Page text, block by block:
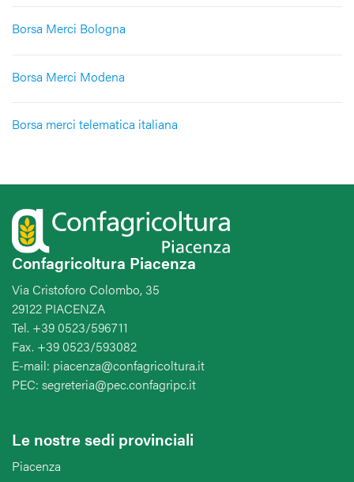
Borsa Merci Bologna
Borsa Merci Modena
Borsa merci telematica italiana
Confagricoltura Piacenza
Via Cristoforo Colombo, 35
29122 PIACENZA
Tel. +39 0523/596711
Fax. +39 0523/593082
E-mail: piacenza@confagricoltura.it
PEC: segreteria@pec.confagripc.it
Le nostre sedi provinciali
Piacenza